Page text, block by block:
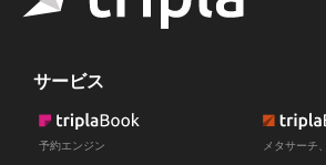
サービス
予約エンジン メタサーチ